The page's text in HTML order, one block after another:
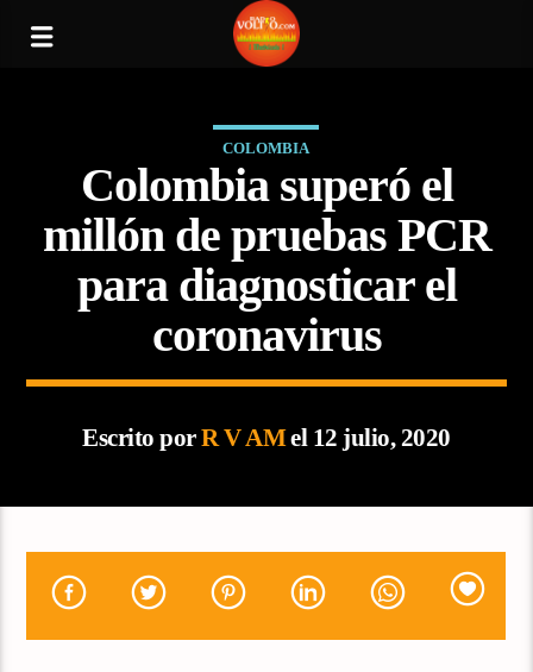
COLOMBIA
Colombia superó el
millón de pruebas PCR
para diagnosticar el
coronavirus
Escrito porR V AMel 12 julio, 2020